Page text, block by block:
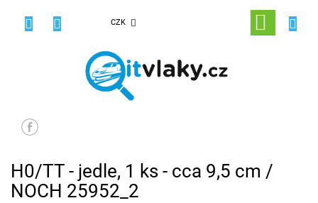
CZK
NÁKUPNÍ
KOŠÍK
H0/TT - jedle, 1 ks - cca 9,5 cm /
NOCH 25952_2